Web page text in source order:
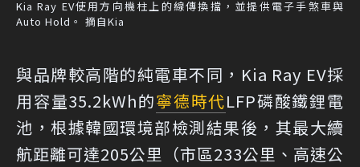
Kia Ray EV使用方向機柱上的線傳換擋，並提供電子手煞車與
Auto Hold。 摘自Kia
與品牌較高階的純電車不同，Kia Ray EV採
用容量35.2kWh的寧德時代LFP磷酸鐵鋰電
池，根據韓國環境部檢測結果後，其最大續
航距離可達205公里（市區233公里、高速公